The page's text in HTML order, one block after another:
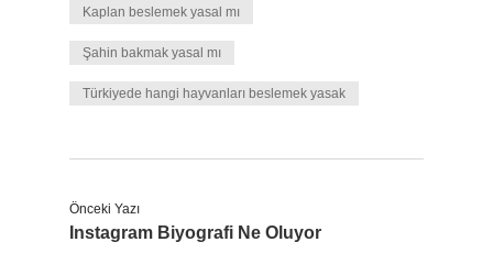
Kaplan beslemek yasal mı
Şahin bakmak yasal mı
Türkiyede hangi hayvanları beslemek yasak
Önceki Yazı
Instagram Biyografi Ne Oluyor